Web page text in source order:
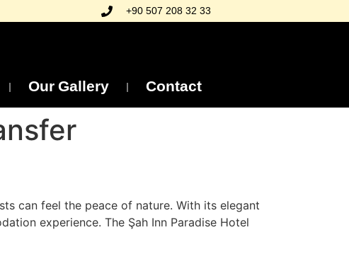
+90 507 208 32 33
Our Gallery Contact
can feel the peace of nature. With its elegant
experience. The Şah Inn Paradise Hotel